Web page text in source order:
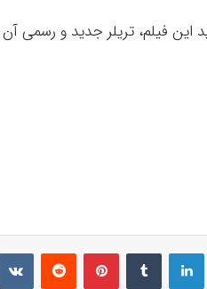
لینکداینتامبلر پینتریستReddit